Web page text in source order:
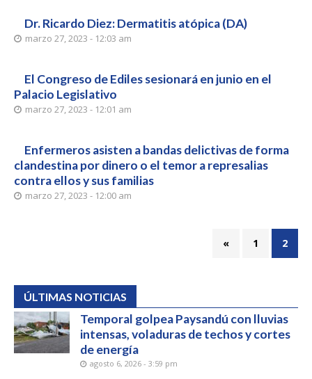
Dr. Ricardo Diez: Dermatitis atópica (DA)
marzo 27, 2023 - 12:03 am
El Congreso de Ediles sesionará en junio en el
Palacio Legislativo
marzo 27, 2023 - 12:01 am
Enfermeros asisten a bandas delictivas de forma
clandestina por dinero o el temor a represalias
contra ellos y sus familias
marzo 27, 2023 - 12:00 am
« 1 2
ÚLTIMAS NOTICIAS
Temporal golpea Paysandú con lluvias
intensas, voladuras de techos y cortes
de energía
agosto 6, 2026 - 3:59 pm